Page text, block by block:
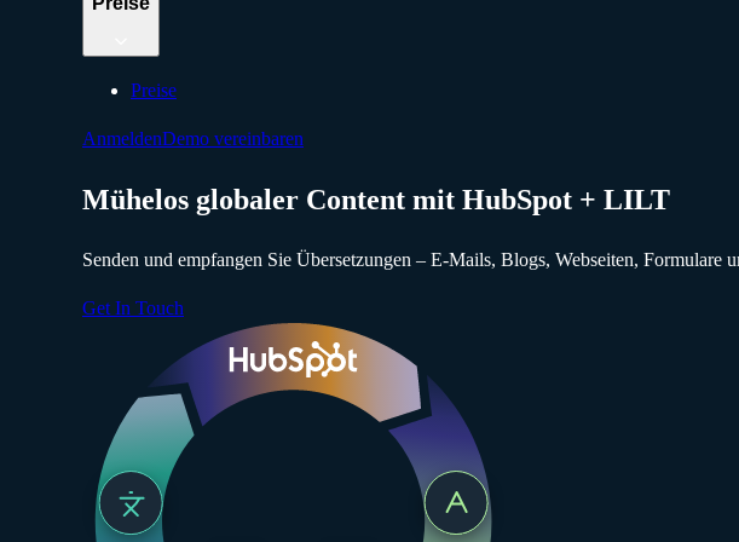
Preise
AnmeldenDemo vereinbaren
Mühelos globaler Content mit HubSpot + LILT
Senden und empfangen Sie Übersetzungen – E-Mails, Blogs, Webseiten,
Get In Touch